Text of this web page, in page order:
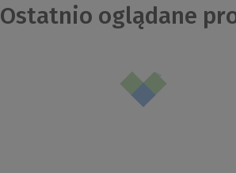
Ostatnio oglądane